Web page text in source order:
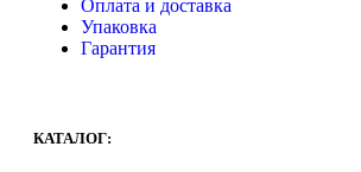
Оплата и доставка
Упаковка
Гарантия
КАТАЛОГ: